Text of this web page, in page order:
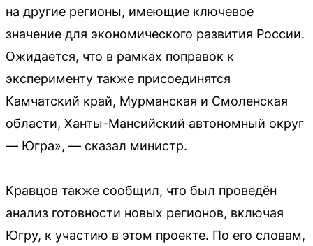
на другие регионы, имеющие ключевое
значение для экономического развития России.
Ожидается, что в рамках поправок к
эксперименту также присоединятся
Камчатский край, Мурманская и Смоленская
области, Ханты-Мансийский автономный округ
— Югра», — сказал министр.
Кравцов также сообщил, что был проведён
анализ готовности новых регионов, включая
Югру, к участию в этом проекте. По его словам,